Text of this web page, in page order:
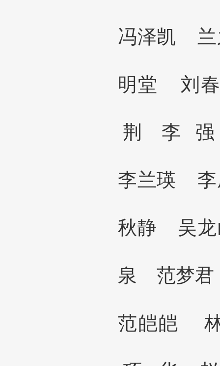
冯泽凯
明堂 刘
荆 李 强
李兰瑛
秋静 吴
泉 范梦君
范皑皑